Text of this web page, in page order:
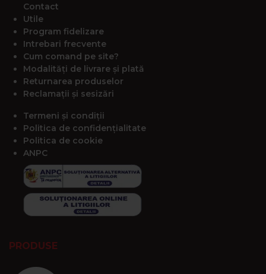
Contact
Utile
Program fidelizare
Intrebari frecvente
Cum comand pe site?
Modalități de livrare și plată
Returnarea produselor
Reclamații și sesizări
Termeni și condiții
Politica de confidențialitate
Politica de cookie
ANPC
PRODUSE